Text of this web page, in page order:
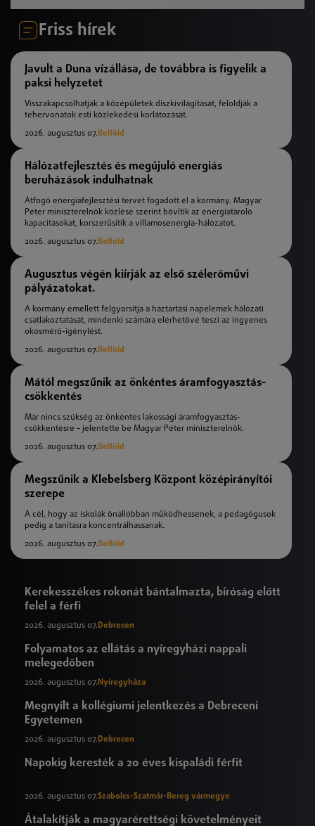
Friss hírek
Javult a Duna vízállása, de továbbra is figyelik a
paksi helyzetet
Visszakapcsolhatják a középületek díszkivilágítását, feloldják a
tehervonatok esti közlekedési korlátozását.
2026. augusztus 07.Belföld
Hálózatfejlesztés és megújuló energiás
beruházások indulhatnak
Átfogó energiafejlesztési tervet fogadott el a kormány. Magyar
Péter miniszterelnök közlése szerint bővítik az energiatároló
kapacitásokat, korszerűsítik a villamosenergia-hálózatot.
2026. augusztus 07.Belföld
Augusztus végén kiírják az első szélerőművi
pályázatokat.
A kormány emellett felgyorsítja a háztartási napelemek hálózati
csatlakoztatását, mindenki számára elérhetővé teszi az ingyenes
okosmérő-igénylést.
2026. augusztus 07.Belföld
Mától megszűnik az önkéntes áramfogyasztás-
csökkentés
Már nincs szükség az önkéntes lakossági áramfogyasztás-
csökkentésre – jelentette be Magyar Péter miniszterelnök.
2026. augusztus 07.Belföld
Megszűnik a Klebelsberg Központ középirányítói
szerepe
A cél, hogy az iskolák önállóbban működhessenek, a pedagógusok
pedig a tanításra koncentrálhassanak.
2026. augusztus 07.Belföld
Kerekesszékes rokonát bántalmazta, bíróság előtt
felel a férfi
2026. augusztus 07.Debrecen
Folyamatos az ellátás a nyíregyházi nappali
melegedőben
2026. augusztus 07. Nyíregyháza
Megnyílt a kollégiumi jelentkezés a Debreceni
Egyetemen
2026. augusztus 07.Debrecen
Napokig keresték a 20 éves kispaládi férfit
2026. augusztus 07.Szabolcs-Szatmár-Bereg vármegye
Átalakítják a magyarérettségi követelményeit